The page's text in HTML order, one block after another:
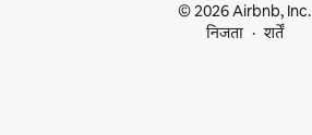
© 2026 Airbnb, Inc.
निजता
शर्तें